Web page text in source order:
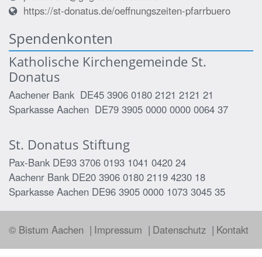
https://st-donatus.de/oeffnungszeiten-pfarrbuero
Spendenkonten
Katholische Kirchengemeinde St.
Donatus
Aachener Bank DE45 3906 0180 2121 2121 21
Sparkasse Aachen DE79 3905 0000 0000 0064 37
St. Donatus Stiftung
Pax-Bank DE93 3706 0193 1041 0420 24
Aachenr Bank DE20 3906 0180 2119 4230 18
Sparkasse Aachen DE96 3905 0000 1073 3045 35
© Bistum Aachen Impressum Datenschutz Kontakt